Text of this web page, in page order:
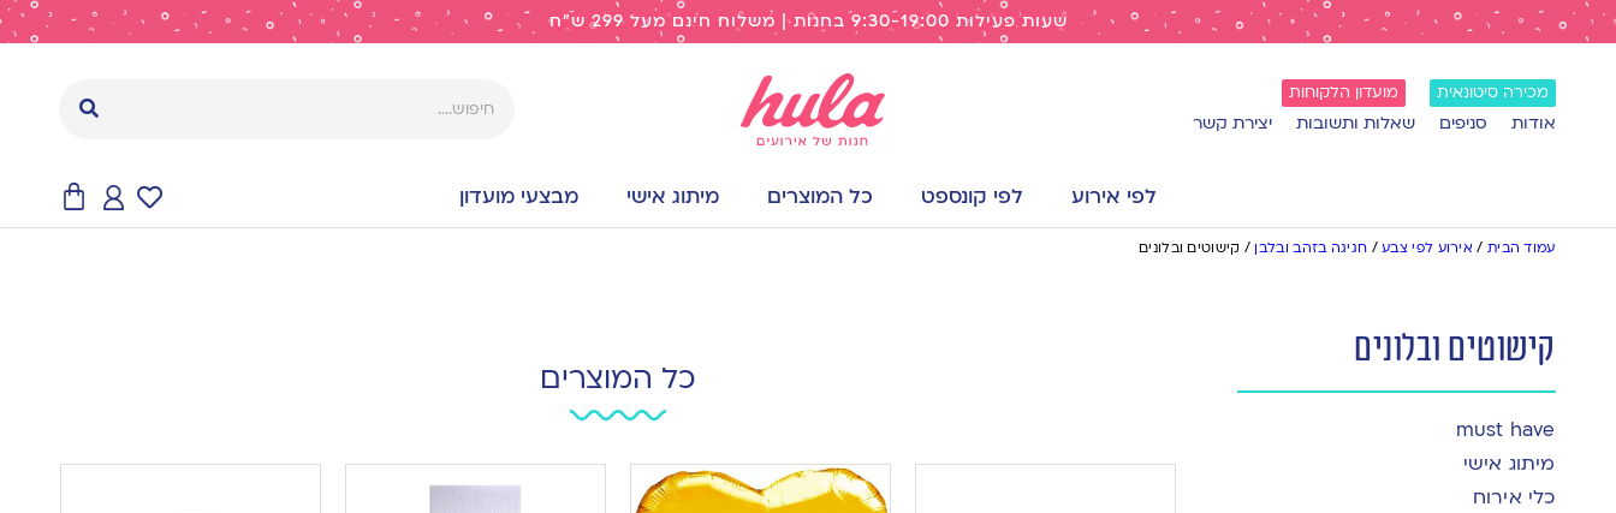
שעות פעילות 9:30-19:00 בחנות | משלוח חינם מעל 299 ש"ח
מכירה סיטונאית מועדון הלקוחות
אודות סניפים שאלות ותשובות יצירת קשר
לפי אירוע לפי קונספט כל המוצרים מיתוג אישי מבצעי מועדון
עמוד הבית / אירוע לפי צבע/ חגיגה בזהב ובלבן / קישוטים ובלונים
קישוטים ובלונים
must have
מיתוג אישי
כלי אירוח
כל המוצרים